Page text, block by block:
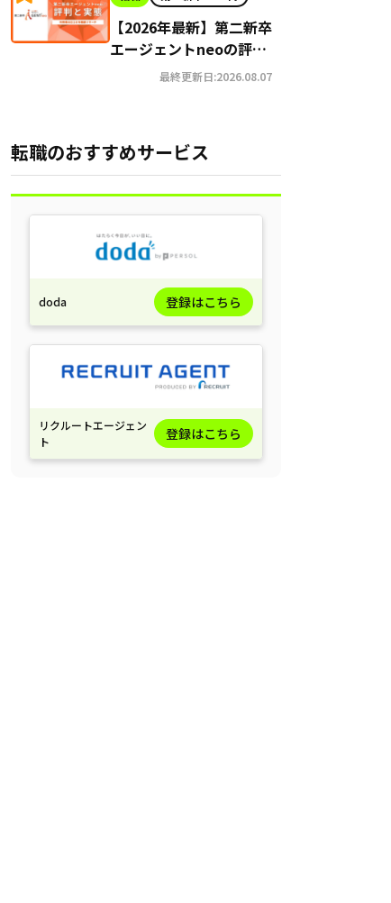
【2026年最新】第二新卒
エージェントneoの評判
はやばい？Google口コ
最終更新日:2026.08.07
転職のおすすめサービス
doda 登録はこちら
リクルートエージェン
ト
登録はこちら